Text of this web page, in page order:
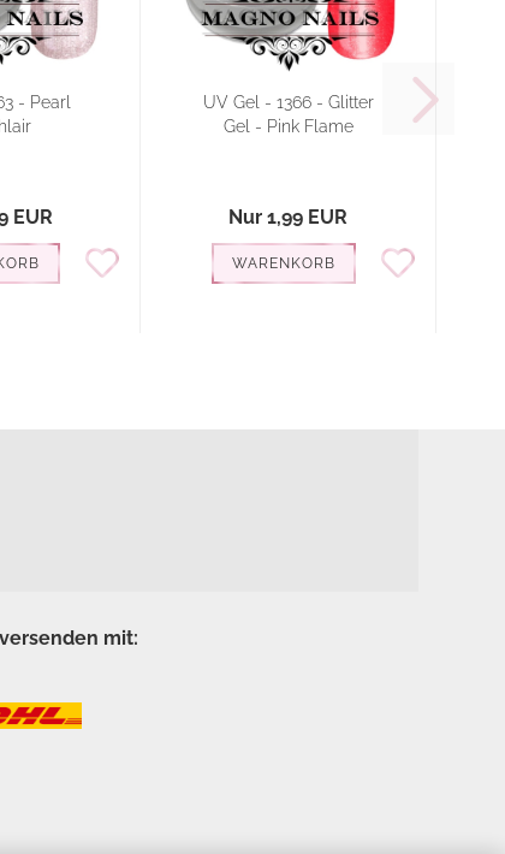
- Pearl
EUR
UV Gel - 1366 - Glitter
Gel - Pink Flame
Nur 1,99 EUR
WARENKORB
mit: